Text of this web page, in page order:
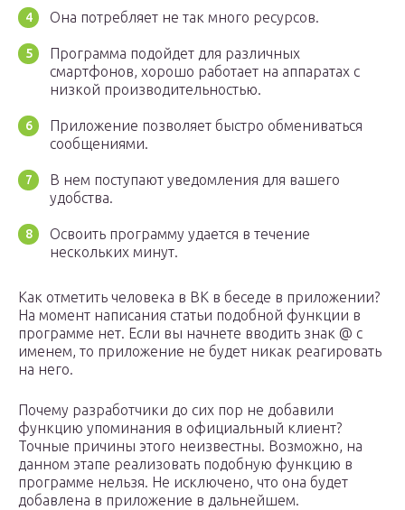
Она потребляет не так много ресурсов.
Программа подойдет для различных
смартфонов, хорошо работает на аппаратах с
низкой производительностью.
Приложение позволяет быстро обмениваться
сообщениями.
В нем поступают уведомления для вашего
удобства.
Освоить программу удается в течение
нескольких минут.
Как отметить человека в ВК в беседе в приложении?
На момент написания статьи подобной функции в
программе нет. Если вы начнете вводить знак @ с
именем, то приложение не будет никак реагировать
на него.
Почему разработчики до сих пор не добавили
функцию упоминания в официальный клиент?
Точные причины этого неизвестны. Возможно, на
данном этапе реализовать подобную функцию в
программе нельзя. Не исключено, что она будет
добавлена в приложение в дальнейшем.